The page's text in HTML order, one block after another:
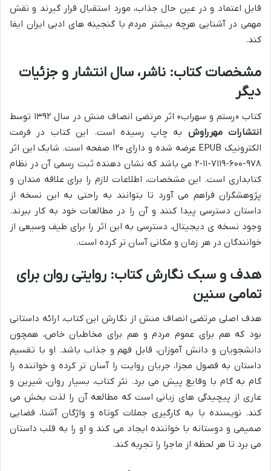
قابل اعتماد و در عین حال جذاب، مورد استقبال قرار گیرند و نقش
مهمی در آشنایی هرچه بیشتر مردم با گنجینه های ادبی ایران ایفا
کند.
مشخصات کتاب: ناشر، سال انتشار و جزئیات
دیگر
کتاب «رستم و سهراب» اثر مرتضی انصاف منش در سال ۱۳۹۲ توسط
انتشارات مهرراوش به چاپ رسیده است. این کتاب در فرمت
الکترونیک EPUB عرضه شده و دارای ۱۲۰ صفحه است. شابک این اثر
۹۷۸-۶۰۰-۷۱۱۹-۱۱-۲ می باشد که نشان دهنده ثبت رسمی آن در نظام
کتابداری است. این مشخصات، اطلاعات لازم را برای علاقه مندان و
پژوهشگران فراهم می آورد تا بتوانند به راحتی به این نسخه از
داستان دسترسی پیدا کنند و آن را در مطالعات خود به کار ببرند.
وجود نسخه ی دیجیتال، دسترسی به این اثر را برای طیف وسیعی از
خوانندگان در هر زمان و مکانی آسان تر کرده است.
هدف و سبک نگارش کتاب: روایتی روان برای
تمامی سنین
هدف اصلی مرتضی انصاف منش از نگارش این کتاب، ارائه داستانی
بود که هم برای عموم مردم و هم برای مخاطبان خاص، همچون
دانشجویان و دانش آموزان، قابل فهم و جذاب باشد. او با تقسیم
داستان به فصول مجزا، جریان روایت را آسان تر کرده و خواننده را
گام به گام با وقایع پیش می برد. نثر کتاب، بسیار روان، شیرین و
عاری از پیچیدگی های زبانی است که مطالعه آن را لذت بخش می
کند. نویسنده با به کارگیری جملات کوتاه و واژگان آشنا، فضایی
صمیمی و دوستانه با خواننده ایجاد می کند و او را به قلب داستان
می برد تا هر لحظه از ماجرا را تجربه کند.